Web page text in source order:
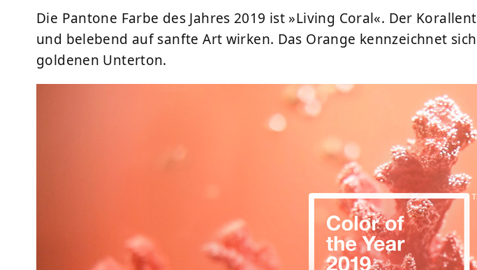
Die Pantone Farbe des Jahres 2019 ist »Living Coral«. Der
und belebend auf sanfte Art wirken. Das Orange kennzeichnet
goldenen Unterton.